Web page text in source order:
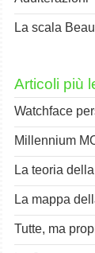
La scala
Articoli più
Watchface
Millennium
La teoria
La mappa
Tutte, ma